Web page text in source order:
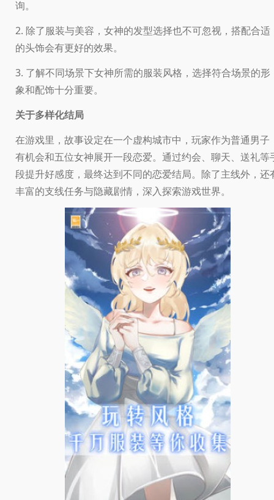
询。
2. 除了服装与美容，女神的发型选择也不可忽视，搭配合适
的头饰会有更好的效果。
3. 了解不同场景下女神所需的服装风格，选择符合场景的形
象和配饰十分重要。
关于多样化结局
在游戏里，故事设定在一个虚构城市中，玩家作为普通男子
有机会和五位女神展开一段恋爱。通过约会、聊天、送礼等
段提升好感度，最终达到不同的恋爱结局。除了主线外，还
丰富的支线任务与隐藏剧情，深入探索游戏世界。